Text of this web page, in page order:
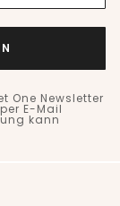
One Newsletter
E-Mail
kann